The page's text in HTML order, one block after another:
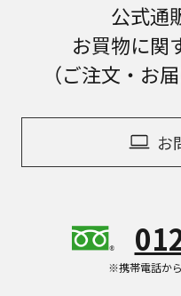
公式通
お買物に関
（ご注文・お
お
※携帯電話か